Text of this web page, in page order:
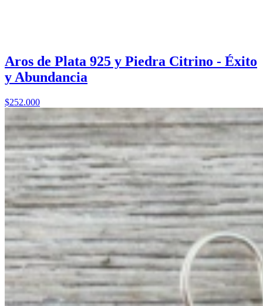
Aros de Plata 925 y Piedra Citrino - Éxito
y Abundancia
$252.000